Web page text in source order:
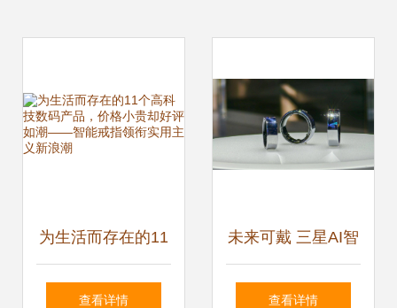
为生活而存在的11
个高科技数码产
查看详情
未来可戴 三星AI智
能戒指如何重塑家
查看详情